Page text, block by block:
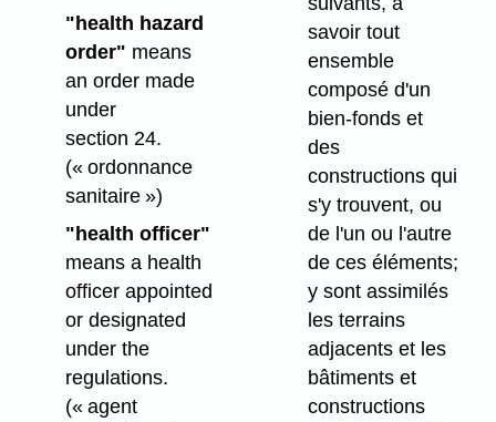
"health hazard
order" means
an order made
under
section 24.
(« ordonnance
sanitaire »)
"health officer"
means a health
officer appointed
or designated
under the
regulations.
(« agent
savoir tout
ensemble
composé d'un
bien-fonds et
des
constructions qui
s'y trouvent, ou
de l'un ou l'autre
de ces éléments;
y sont assimilés
les terrains
adjacents et les
bâtiments et
constructions